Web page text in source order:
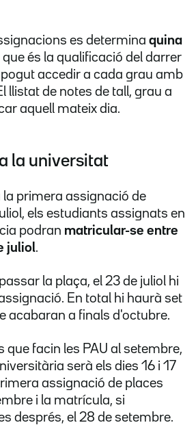
es determina quina
que és la qualificació del darrer
accedir a cada grau amb
llistat de notes de tall, grau a
aquell mateix dia.
la universitat
la primera assignació de
els estudiants assignats en
podran matricular-se entre
juliol.
la plaça, el 23 de juliol hi
En total hi haurà set
acabaran a finals d'octubre.
que facin les PAU al setembre,
serà els dies 16 i 17
assignació de places
i la matrícula, si
després, el 28 de setembre.